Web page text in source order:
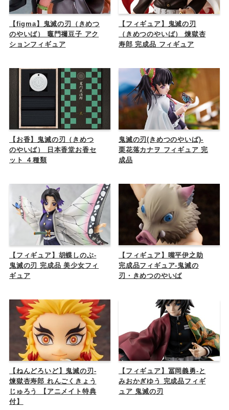
【figma】鬼滅の刃（きめつ
のやいば） 竈門禰豆子 アク
ションフィギュア
【フィギュア】鬼滅の刃
（きめつのやいば） 煉獄杏
寿郎 完成品 フィギュア
【お香】鬼滅の刃（きめつ
のやいば） 日本香堂お香セ
ット ４種類
鬼滅の刃(きめつのやいば)-
栗花落カナヲ フィギュア 完
成品
【フィギュア】胡蝶しのぶ-
鬼滅の刃 完成品 美少女フィ
ギュア
【フィギュア】嘴平伊之助
完成品フィギュア-鬼滅の
刃・きめつのやいば
【ねんどろいど】鬼滅の刃-
煉獄杏寿郎 れんごくきょう
じゅろう 【アニメイト特典
付】
【フィギュア】冨岡義勇-と
みおかぎゆう 完成品フィギ
ュア 鬼滅の刃